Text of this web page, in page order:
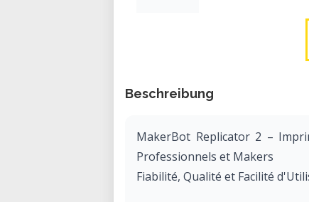
Beschreibung
MakerBot Replicator 2 –
Professionnels et Makers
Fiabilité, Qualité et Facilité